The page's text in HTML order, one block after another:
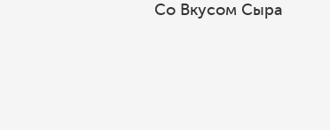
Со Вкусом Сыра